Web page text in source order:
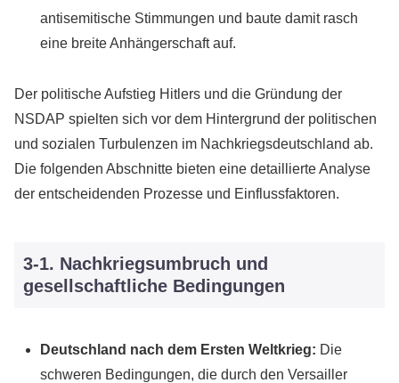
antisemitische Stimmungen und baute damit rasch
eine breite Anhängerschaft auf.
Der politische Aufstieg Hitlers und die Gründung der
NSDAP spielten sich vor dem Hintergrund der politischen
und sozialen Turbulenzen im Nachkriegsdeutschland ab.
Die folgenden Abschnitte bieten eine detaillierte Analyse
der entscheidenden Prozesse und Einflussfaktoren.
3-1. Nachkriegsumbruch und
gesellschaftliche Bedingungen
Deutschland nach dem Ersten Weltkrieg: Die
schweren Bedingungen, die durch den Versailler